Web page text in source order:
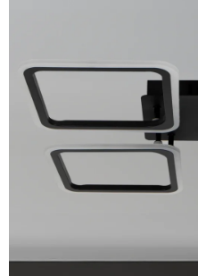
hviezdičiek.